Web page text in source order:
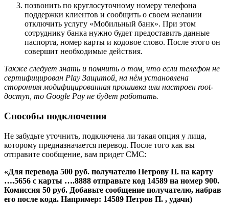
позвонить по круглосуточному номеру телефона
поддержки клиентов и сообщить о своем желании
отключить услугу «Мобильный банк». При этом
сотруднику банка нужно будет предоставить данные
паспорта, номер карты и кодовое слово. После этого он
совершит необходимые действия.
Также следует знать и помнить о том, что если телефон не
сертифицирован Play Защитой, на нём установлена
сторонняя модифицированная прошивка или настроен root-
доступ, то Google Pay не будет работать.
Способы подключения
Не забудьте уточнить, подключена ли такая опция у лица,
которому предназначается перевод. После того как вы
отправите сообщение, вам придет СМС:
«Для перевода 500 руб. получателю Петрову П. на карту
….5656 с карты ….8888 отправьте код 14589 на номер 900.
Комиссия 50 руб. Добавьте сообщение получателю, набрав
его после кода. Например: 14589 Петров П. , удачи)